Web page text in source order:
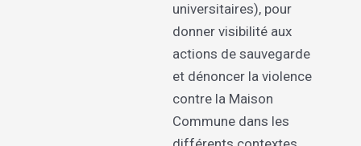
universitaires), pour
donner visibilité aux
actions de sauvegarde
et dénoncer la violence
contre la Maison
Commune dans les